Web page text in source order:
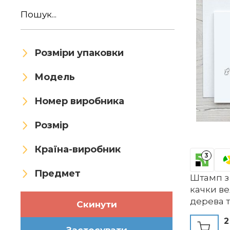
Розміри упаковки
Модель
Номер виробника
Розмір
Країна-виробник
Предмет
Скинути
3
Штамп з
качки
дерева